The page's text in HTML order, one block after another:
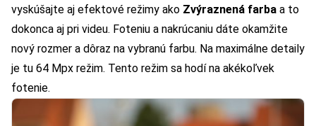
vyskúšajte aj efektové režimy ako Zvýraznená farba a to
dokonca aj pri videu. Foteniu a nakrúcaniu dáte okamžite
nový rozmer a dôraz na vybranú farbu. Na maximálne detaily
je tu 64 Mpx režim. Tento režim sa hodí na akékoľvek
fotenie.